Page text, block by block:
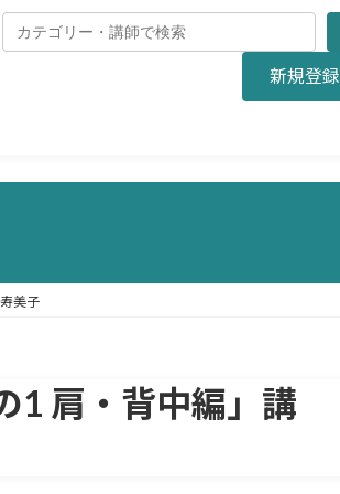
新規登録
美子
1 肩・背中編」講